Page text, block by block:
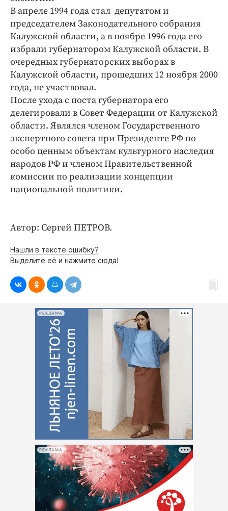
В апреле 1994 года стал депутатом и
председателем Законодательного собрания
Калужской области, а в ноябре 1996 года его
избрали губернатором Калужской области. В
очередных губернаторских выборах в
Калужской области, прошедших 12 ноября 2000
года, не участвовал.
После ухода с поста губернатора его
делегировали в Совет Федерации от Калужской
области. Являлся членом Государственного
экспертного совета при Президенте РФ по
особо ценным объектам культурного наследия
народов РФ и членом Правительственной
комиссии по реализации концепции
национальной политики.
Автор: Сергей ПЕТРОВ.
Нашли в тексте ошибку?
Выделите её и нажмите сюда!
РЕКЛАМА
РЕКЛАМА